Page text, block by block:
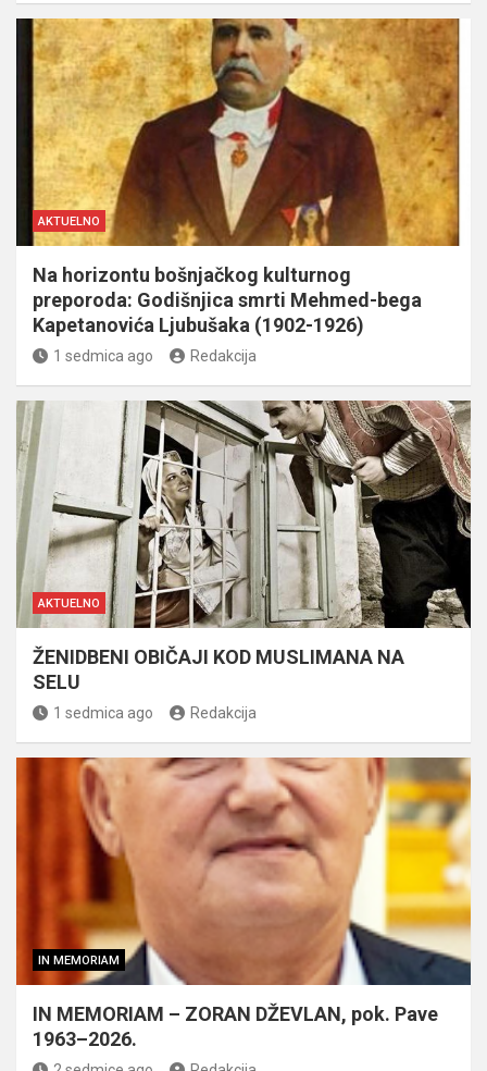
AKTUELNO
Na horizontu bošnjačkog kulturnog
preporoda: Godišnjica smrti Mehmed-bega
Kapetanovića Ljubušaka (1902-1926)
1 sedmica ago Redakcija
AKTUELNO
ŽENIDBENI OBIČAJI KOD MUSLIMANA NA
SELU
1 sedmica ago Redakcija
IN MEMORIAM
IN MEMORIAM – ZORAN DŽEVLAN, pok. Pave
1963–2026.